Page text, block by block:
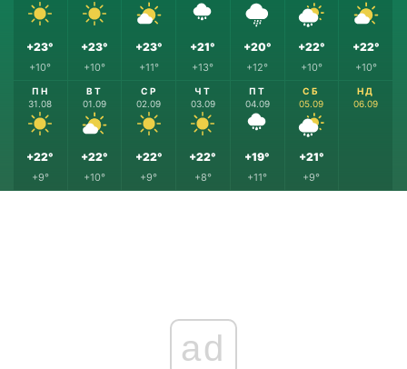
+23°
+10°
+23°
+10°
+23°
+11°
+21°
+13°
+20°
+12°
+22°
+10°
+22°
+10°
ПН
31.08
+22°
+9°
ВТ
01.09
+22°
+10°
СР
02.09
+22°
+9°
ЧТ
03.09
+22°
+8°
ПТ
04.09
+19°
+11°
СБ
05.09
+21°
+9°
НД
06.09
ad